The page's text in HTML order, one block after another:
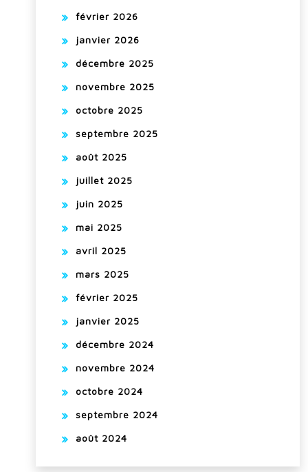
février 2026
janvier 2026
décembre 2025
novembre 2025
octobre 2025
septembre 2025
août 2025
juillet 2025
juin 2025
mai 2025
avril 2025
mars 2025
février 2025
janvier 2025
décembre 2024
novembre 2024
octobre 2024
septembre 2024
août 2024